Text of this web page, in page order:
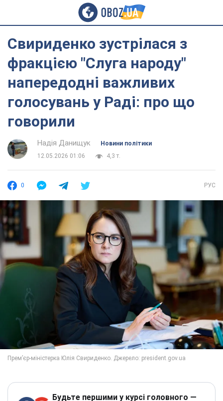
Свириденко зустрілася з
фракцією "Слуга народу"
напередодні важливих
голосувань у Раді: про що
говорили
Надія Данищук
Новини політики
12.05.2026 01:06
4,3 т.
0 РУС
Будьте першими у курсі головного —